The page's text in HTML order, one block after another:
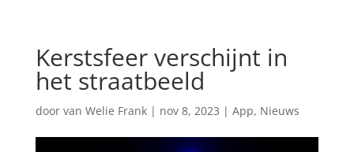
Kerstsfeer verschijnt in
het straatbeeld
door van Welie Frank| nov 8, 2023 | App, Nieuws